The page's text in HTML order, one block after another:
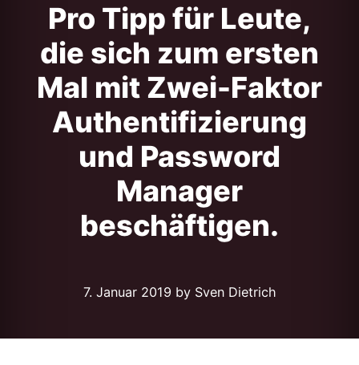
Pro Tipp für Leute,
die sich zum ersten
Mal mit Zwei-Faktor
Authentifizierung
und Password
Manager
beschäftigen.
7. Januar 2019 by Sven Dietrich